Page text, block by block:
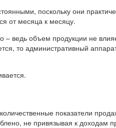
поскольку они
от месяца к месяцу.
– ведь объем продукции не
то административный
показатели
не привязывая к доходам